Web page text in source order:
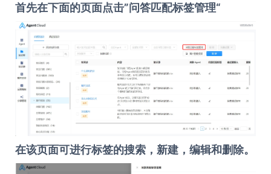
首先在下面的页面点击”问答匹配标签管理“
在该页面可进行标签的搜索，新建，编辑和删除。